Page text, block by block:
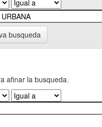
busqueda
afinar la busqueda.